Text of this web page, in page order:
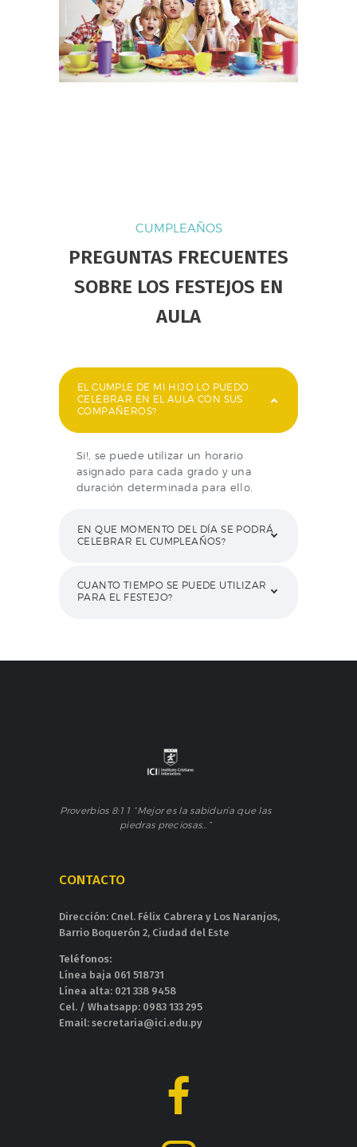
CUMPLEAÑOS
PREGUNTAS FRECUENTES
SOBRE LOS FESTEJOS EN
AULA
EL CUMPLE DE MI HIJO LO PUEDO
CELEBRAR EN EL AULA CON SUS
COMPAÑEROS?
Si!, se puede utilizar un horario
asignado para cada grado y una
duración determinada para ello.
EN QUE MOMENTO DEL DÍA SE PODRÁ
CELEBRAR EL CUMPLEAÑOS?
CUANTO TIEMPO SE PUEDE UTILIZAR
PARA EL FESTEJO?
Proverbios 8:11 “Mejor es la sabiduría que las
piedras preciosas…”
CONTACTO
Dirección: Cnel. Félix Cabrera y Los Naranjos,
Barrio Boquerón 2, Ciudad del Este
Teléfonos:
Línea baja 061 518731
Línea alta: 021 338 9458
Cel. / Whatsapp: 0983 133 295
Email: secretaria@ici.edu.py